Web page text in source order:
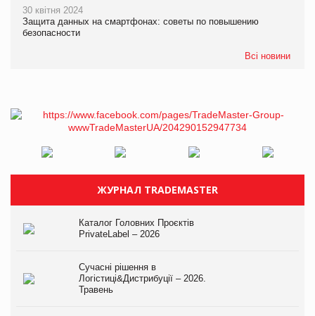
30 квітня 2024
Защита данных на смартфонах: советы по повышению
безопасности
Всі новини
ЖУРНАЛ TRADEMASTER
Каталог Головних Проєктів
PrivateLabel – 2026
Сучасні рішення в
Логістиці&Дистрибуції – 2026.
Травень